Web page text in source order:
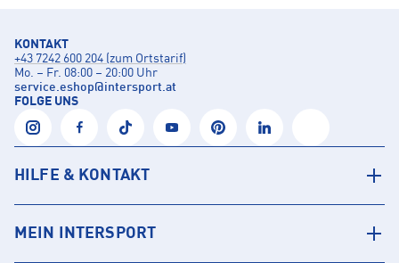
KONTAKT
+43 7242 600 204 (zum Ortstarif)
Mo. – Fr. 08:00 – 20:00 Uhr
service.eshop@intersport.at
FOLGE UNS
HILFE & KONTAKT
MEIN INTERSPORT